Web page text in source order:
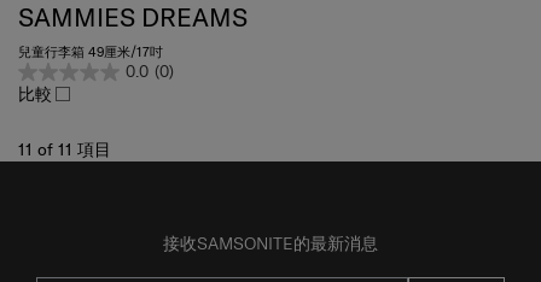
SAMMIES DREAMS
兒童行李箱 49厘米/17吋
0.0 (0)
比較
11 of 11 項目
接收SAMSONITE的最新消息